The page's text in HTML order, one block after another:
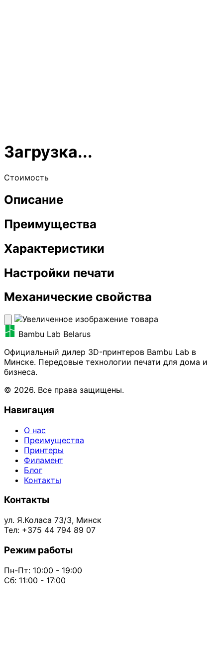
Загрузка...
Стоимость
Описание
Преимущества
Характеристики
Настройки печати
Механические свойства
Bambu Lab Belarus
Официальный дилер 3D-принтеров Bambu Lab в
Минске. Передовые технологии печати для дома и
бизнеса.
© 2026. Все права защищены.
Навигация
О нас
Преимущества
Принтеры
Филамент
Блог
Контакты
Контакты
ул. Я.Коласа 73/3, Минск
Тел: +375 44 794 89 07
Режим работы
Пн-Пт: 10:00 - 19:00
Сб: 11:00 - 17:00